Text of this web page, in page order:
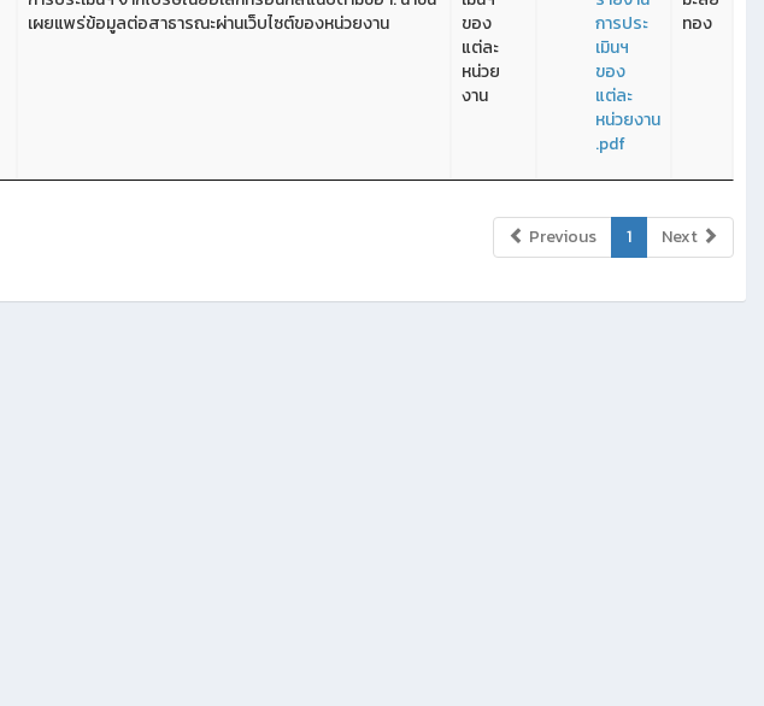
เผยแพร่ข้อมูลต่อสาธารณะผ่านเว็บไซต์ของหน่วยงาน
ของ
แต่ละ
หน่วย
งาน
การประ
เมินฯ
ของ
แต่ละ
หน่วยงาน
.pdf
ทอง
Previous
1 Next